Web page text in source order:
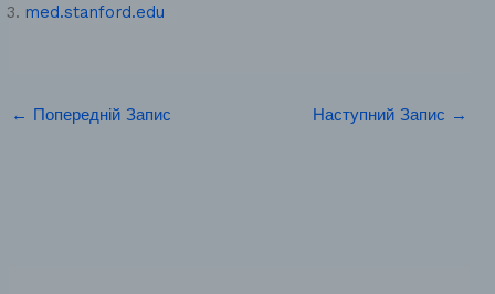
med.stanford.edu
← Попередній Запис Наступний Запис →